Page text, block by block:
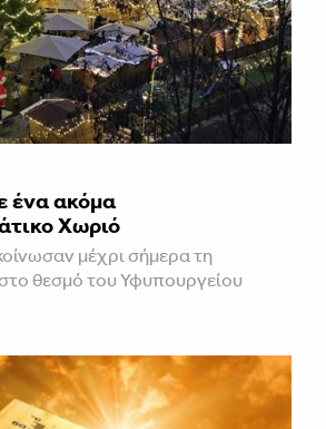
ένα ακόμα
Χωριό
μέχρι σήμερα τη
θεσμό του Υφυπουργείου